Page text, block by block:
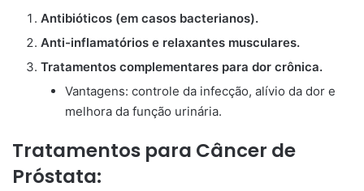
Antibióticos (em casos bacterianos).
Anti-inflamatórios e relaxantes musculares.
Tratamentos complementares para dor crônica.
Vantagens: controle da infecção, alívio da dor e
melhora da função urinária.
Tratamentos para Câncer de
Próstata: